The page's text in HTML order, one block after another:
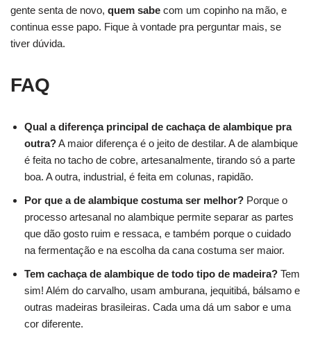
gente senta de novo, quem sabe com um copinho na mão, e
continua esse papo. Fique à vontade pra perguntar mais, se
tiver dúvida.
FAQ
Qual a diferença principal de cachaça de alambique pra
outra?A maior diferença é o jeito de destilar. A de alambique
é feita no tacho de cobre, artesanalmente, tirando só a parte
boa. A outra, industrial, é feita em colunas, rapidão.
Por que a de alambique costuma ser melhor? Porque o
processo artesanal no alambique permite separar as partes
que dão gosto ruim e ressaca, e também porque o cuidado
na fermentação e na escolha da cana costuma ser maior.
Tem cachaça de alambique de todo tipo de madeira? Tem
sim! Além do carvalho, usam amburana, jequitibá, bálsamo e
outras madeiras brasileiras. Cada uma dá um sabor e uma
cor diferente.